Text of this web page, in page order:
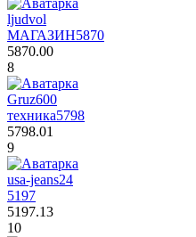
ljudvol
МАГАЗИН5870
5870.00
8
Gruz600
техника5798
5798.01
9
usa-jeans24
5197
5197.13
10